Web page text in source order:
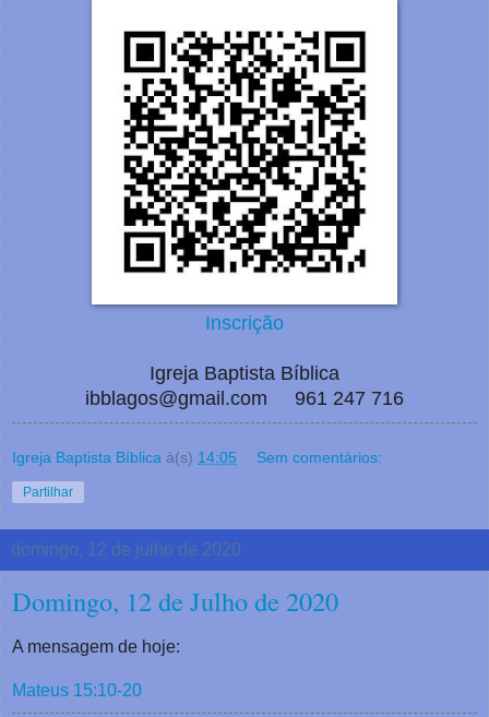
Inscrição
Igreja Baptista Bíblica
ibblagos@gmail.com 961 247 716
Igreja Baptista Bíblica à(s) 14:05 Sem comentários:
Partilhar
domingo, 12 de julho de 2020
Domingo, 12 de Julho de 2020
A mensagem de hoje:
Mateus 15:10-20